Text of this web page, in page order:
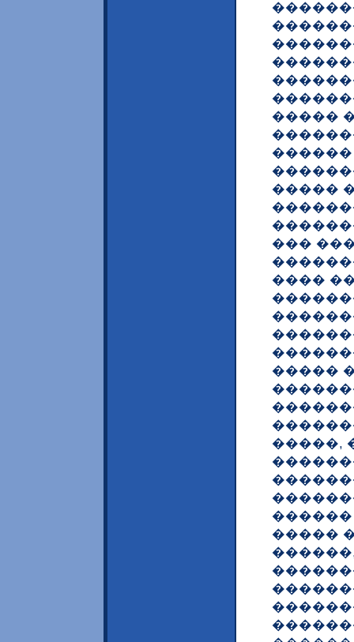
�����
�����
���
����
�����
�����,
������
�����
�������